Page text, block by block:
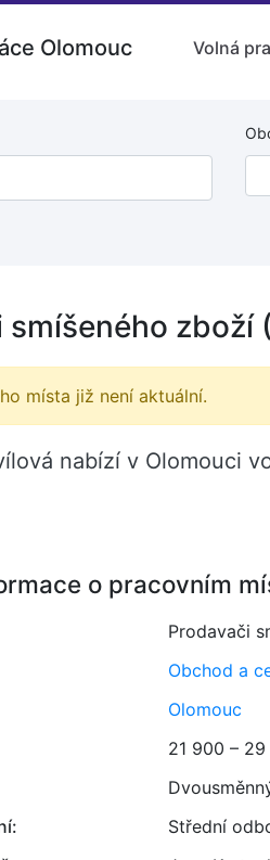
Olomouc Volná
smíšeného zboží
místa již není aktuální.
nabízí v Olomouci
o pracovním
Prodavači
Obchod a
Olomouc
21 900 –
Střední